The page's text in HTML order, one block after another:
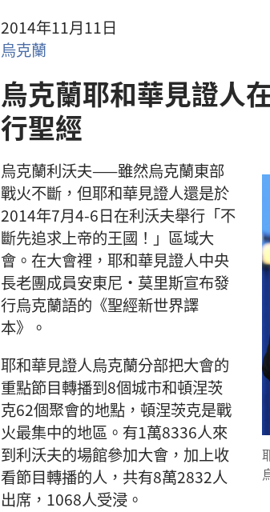
2014年11月11日
烏克蘭
烏克蘭耶和華見證人
行聖經
烏克蘭利沃夫——雖然烏克蘭東部
戰火不斷，但耶和華見證人還是於
2014年7月4-6日在利沃夫舉行「不
斷先追求上帝的王國！」區域大
會。在大會裡，耶和華見證人中央
長老團成員安東尼·莫里斯宣布發
行烏克蘭語的《聖經新世界譯
本》。
耶和華見證人烏克蘭分部把大會的
重點節目轉播到8個城市和頓涅茨
克62個聚會的地點，頓涅茨克是戰
火最集中的地區。有1萬8336人來
到利沃夫的場館參加大會，加上收
看節目轉播的人，共有8萬2832人
出席，1068人受浸。